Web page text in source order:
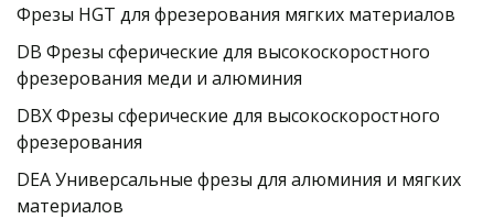
Фрезы HGT для фрезерования мягких материалов
DB Фрезы сферические для высокоскоростного
фрезерования меди и алюминия
DBX Фрезы сферические для высокоскоростного
фрезерования
DEA Универсальные фрезы для алюминия и мягких
материалов